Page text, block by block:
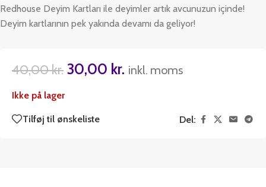
Redhouse Deyim Kartları ile deyimler artık avcunuzun içinde!
Deyim kartlarının pek yakında devamı da geliyor!
40,00kr. 30,00 kr. inkl. moms
Ikke på lager
Tilføj til ønskeliste Del: